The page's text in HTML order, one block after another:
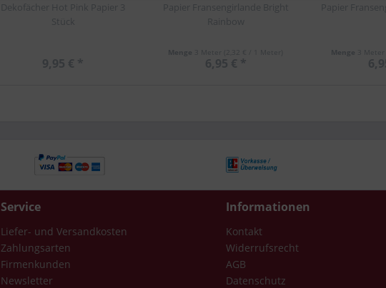
Dekofächer Hot Pink Papier 3
9,95 € *
Papier Fransengirlande Bright
Rainbow
Menge 3 Meter (2,32 € / 1 Meter)
6,95 € *
Papier
Menge 3 Meter
Service
Liefer- und Versandkosten
Zahlungsarten
Firmenkunden
Newsletter
Informationen
Kontakt
Widerrufsrecht
AGB
Datenschutz